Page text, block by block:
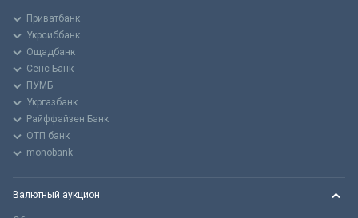
Приватбанк
Укрсиббанк
Ощадбанк
Сенс Банк
ПУМБ
Укргазбанк
Райффайзен Банк
ОТП банк
monobank
Валютный аукцион